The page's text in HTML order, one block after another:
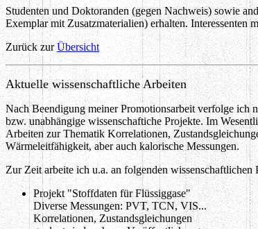
Studenten und Doktoranden (gegen Nachweis) sowie
Exemplar mit Zusatzmaterialien) erhalten. Interessenten
Zurück zurÜbersicht
Aktuelle wissenschaftliche Arbeiten
Nach Beendigung meiner Promotionsarbeit verfolge ich
bzw. unabhängige wissenschaftiche Projekte. Im
Arbeiten zur Thematik Korrelationen,
Wärmeleitfähigkeit, aber auch kalorische Messungen.
Zur Zeit arbeite ich u.a. an folgenden wissenschaftlichen
Projekt "Stoffdaten für Flüssiggase"
Diverse Messungen: PVT, TCN, VIS...
Korrelationen, Zustandsgleichungen